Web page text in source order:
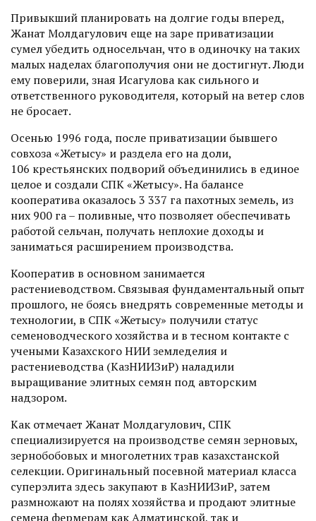
Привыкший планировать на долгие годы вперед,
Жанат Молдагулович еще на заре приватизации
сумел убедить односельчан, что в одиночку на таких
малых наделах благополучия они не достигнут. Люди
ему поверили, зная Исагулова как сильного и
ответственного руководителя, который на ветер слов
не бросает.
Осенью 1996 года, после приватизации бывшего
совхоза «Жетысу» и раздела его на доли,
106 крестьянских подворий объединились в единое
целое и создали СПК «Жетысу». На балансе
кооператива оказалось 3 337 га пахотных земель, из
них 900 га – поливные, что позволяет обеспечивать
работой сельчан, получать неплохие доходы и
заниматься расширением производства.
Кооператив в основном занимается
растениеводством. Связывая фундаментальный опыт
прошлого, не боясь внедрять современные методы и
технологии, в СПК «Жетысу» получили статус
семеноводческого хозяйства и в тесном контакте с
учеными Казахского НИИ земледелия и
растениеводства (КазНИИЗиР) наладили
выращивание элитных семян под авторским
надзором.
Как отмечает Жанат Молдагулович, СПК
специализируется на производстве семян зерновых,
зернобобовых и многолетних трав казахстанской
селекции. Оригинальный посевной материал класса
суперэлита здесь закупают в КазНИИЗиР, затем
размножают на полях хозяйства и продают элитные
семена фермерам как Алматинской, так и